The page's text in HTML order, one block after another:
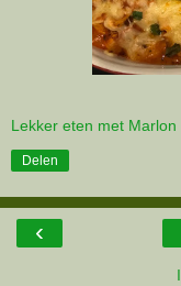
Lekker eten met Marlon
Delen
‹